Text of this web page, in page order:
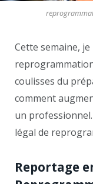
Cette semaine,
coulisses du
comment
un
légal de
Reportage